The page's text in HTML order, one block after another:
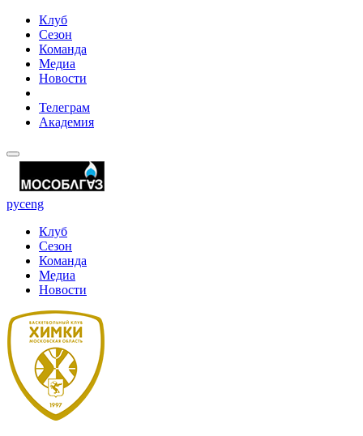
Клуб
Сезон
Команда
Медиа
Новости
Телеграм
Академия
русeng
Клуб
Сезон
Команда
Медиа
Новости